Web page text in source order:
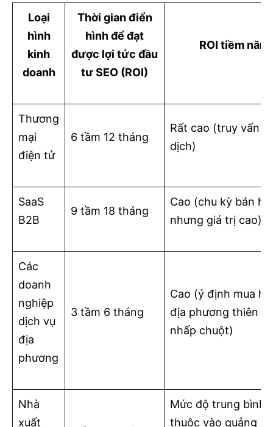
Loại
hình
kinh
doanh
Thời gian điển
hình để đạt
được lợi tức đầu
tư SEO (ROI)
ROI tiềm năng
Thương
mại
điện tử
6 tầm 12 tháng
Rất cao (truy vấn
dịch)
SaaS
B2B
9 tầm 18 tháng
Cao (chu kỳ bán
nhưng giá trị cao)
Các
doanh
nghiệp
dịch vụ
địa
phương
3 tầm 6 tháng
Cao (ý định mua
địa phương thiên về
nhấp chuột)
Nhà
xuất
Mức độ trung bình
thuộc vào quảng